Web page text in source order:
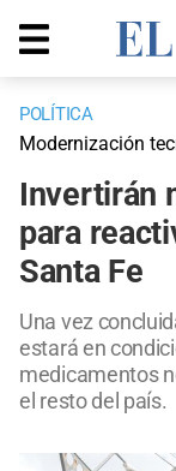
POLÍTICA
Modernización
Invertirán
para
Santa Fe
Una vez
estará en
medicamentos
el resto del país.